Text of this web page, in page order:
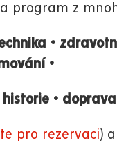
program z
•
•
historie • doprava
pro rezervaci)